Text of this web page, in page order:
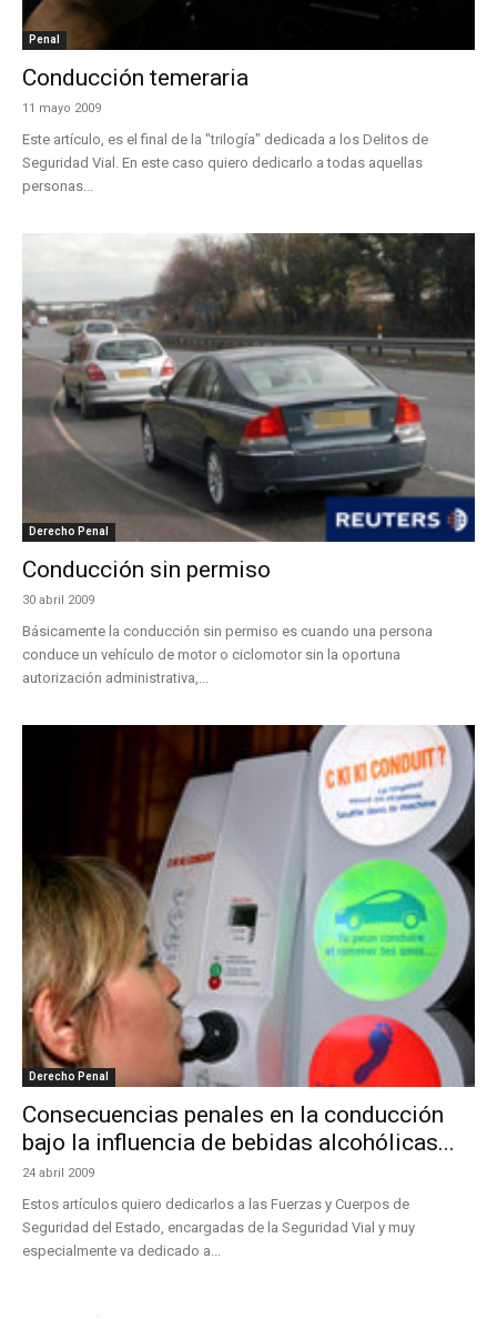
Penal
Conducción temeraria
11 mayo 2009
Este artículo, es el final de la "trilogía" dedicada a los Delitos de
Seguridad Vial. En este caso quiero dedicarlo a todas aquellas
personas...
Derecho Penal
Conducción sin permiso
30 abril 2009
Básicamente la conducción sin permiso es cuando una persona
conduce un vehículo de motor o ciclomotor sin la oportuna
autorización administrativa,...
Derecho Penal
Consecuencias penales en la conducción
bajo la influencia de bebidas alcohólicas...
24 abril 2009
Estos artículos quiero dedicarlos a las Fuerzas y Cuerpos de
Seguridad del Estado, encargadas de la Seguridad Vial y muy
especialmente va dedicado a...